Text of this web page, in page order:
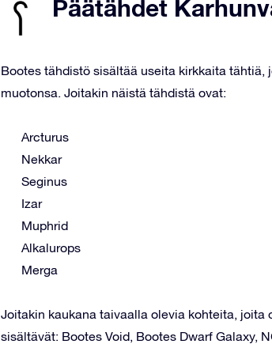
Päätähdet
Bootes tähdistö sisältää useita kirkkaita tähtiä,
muotonsa. Joitakin näistä tähdistä ovat:
Arcturus
Nekkar
Seginus
Izar
Muphrid
Alkalurops
Merga
Joitakin kaukana taivaalla olevia kohteita, joita
sisältävät: Bootes Void, Bootes Dwarf Galaxy,